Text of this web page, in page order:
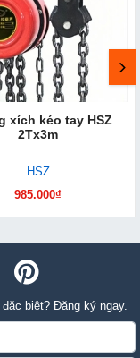
xích kéo tay HSZ
2Tx3m
HSZ
985.000₫
biệt? Đăng ký ngay.